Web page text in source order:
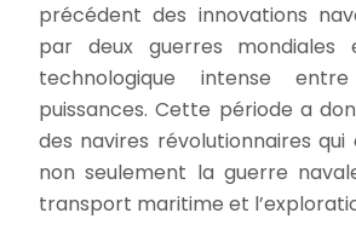
précédent des innovations
par deux guerres mondiales
technologique intense
puissances. Cette période a
des navires révolutionnaires
non seulement la guerre
transport maritime et